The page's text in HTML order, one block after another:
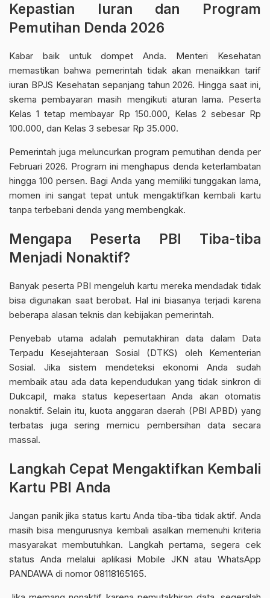
Kepastian Iuran dan Program
Pemutihan Denda 2026
Kabar baik untuk dompet Anda. Menteri Kesehatan
memastikan bahwa pemerintah tidak akan menaikkan tarif
iuran BPJS Kesehatan sepanjang tahun 2026. Hingga saat ini,
skema pembayaran masih mengikuti aturan lama. Peserta
Kelas 1 tetap membayar Rp 150.000, Kelas 2 sebesar Rp
100.000, dan Kelas 3 sebesar Rp 35.000.
Pemerintah juga meluncurkan program pemutihan denda per
Februari 2026. Program ini menghapus denda keterlambatan
hingga 100 persen. Bagi Anda yang memiliki tunggakan lama,
momen ini sangat tepat untuk mengaktifkan kembali kartu
tanpa terbebani denda yang membengkak.
Mengapa Peserta PBI Tiba-tiba
Menjadi Nonaktif?
Banyak peserta PBI mengeluh kartu mereka mendadak tidak
bisa digunakan saat berobat. Hal ini biasanya terjadi karena
beberapa alasan teknis dan kebijakan pemerintah.
Penyebab utama adalah pemutakhiran data dalam Data
Terpadu Kesejahteraan Sosial (DTKS) oleh Kementerian
Sosial. Jika sistem mendeteksi ekonomi Anda sudah
membaik atau ada data kependudukan yang tidak sinkron di
Dukcapil, maka status kepesertaan Anda akan otomatis
nonaktif. Selain itu, kuota anggaran daerah (PBI APBD) yang
terbatas juga sering memicu pembersihan data secara
massal.
Langkah Cepat Mengaktifkan Kembali
Kartu PBI Anda
Jangan panik jika status kartu Anda tiba-tiba tidak aktif. Anda
masih bisa mengurusnya kembali asalkan memenuhi kriteria
masyarakat membutuhkan. Langkah pertama, segera cek
status Anda melalui aplikasi Mobile JKN atau WhatsApp
PANDAWA di nomor 08118165165.